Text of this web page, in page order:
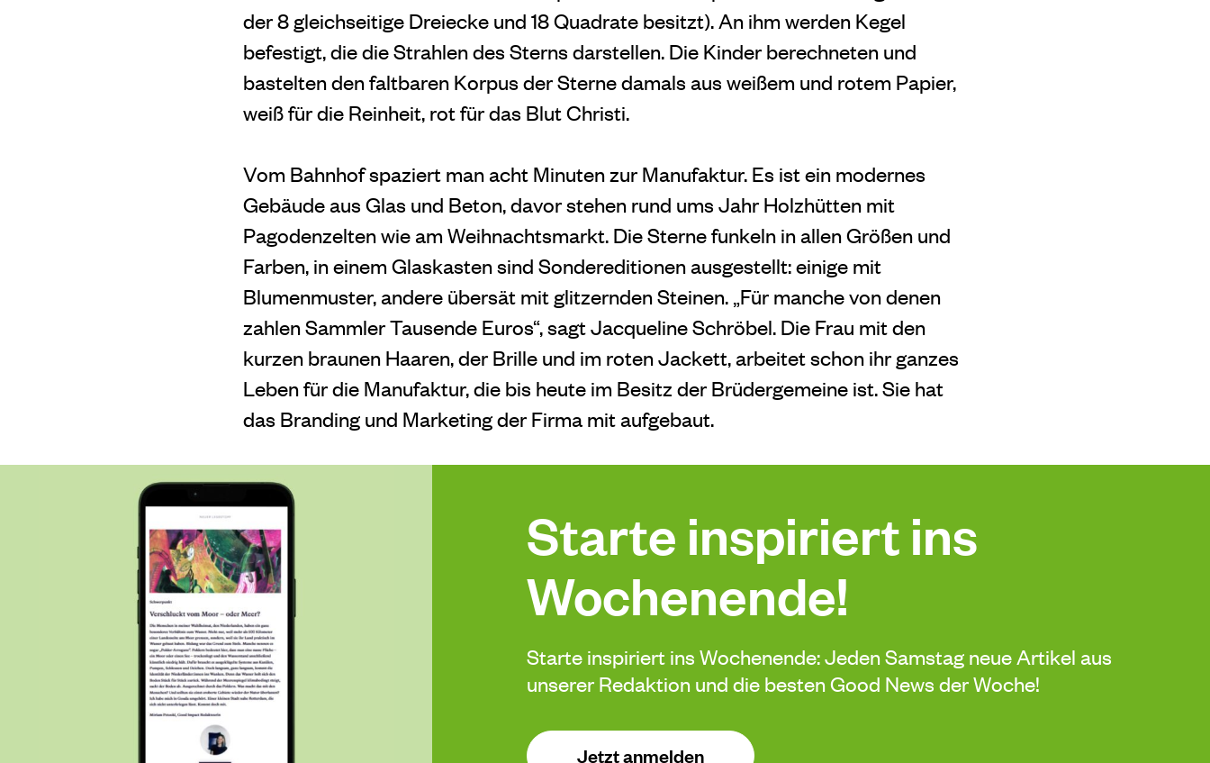
der 8 gleichseitige Dreiecke und 18 Quadrate besitzt). An ihm werden Kegel
befestigt, die die Strahlen des Sterns darstellen. Die Kinder berechneten und
bastelten den faltbaren Korpus der Sterne damals aus weißem und rotem Papier,
weiß für die Reinheit, rot für das Blut Christi.
Vom Bahnhof spaziert man acht Minuten zur Manufaktur. Es ist ein modernes
Gebäude aus Glas und Beton, davor stehen rund ums Jahr Holzhütten mit
Pagodenzelten wie am Weihnachtsmarkt. Die Sterne funkeln in allen Größen und
Farben, in einem Glaskasten sind Sondereditionen ausgestellt: einige mit
Blumenmuster, andere übersät mit glitzernden Steinen. „Für manche von denen
zahlen Sammler Tausende Euros“, sagt Jacqueline Schröbel. Die Frau mit den
kurzen braunen Haaren, der Brille und im roten Jackett, arbeitet schon ihr ganzes
Leben für die Manufaktur, die bis heute im Besitz der Brüdergemeine ist. Sie hat
das Branding und Marketing der Firma mit aufgebaut.
Starte inspiriert ins
Wochenende!
Starte inspiriert ins Wochenende: Jeden Samstag neue Artikel aus
unserer Redaktion und die besten Good News der Woche!
Jetzt anmelden